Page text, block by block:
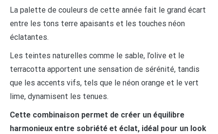
La palette de couleurs de cette année fait le grand écart
entre les tons terre apaisants et les touches néon
éclatantes.
Les teintes naturelles comme le sable, l’olive et le
terracotta apportent une sensation de sérénité, tandis
que les accents vifs, tels que le néon orange et le vert
lime, dynamisent les tenues.
Cette combinaison permet de créer un équilibre
harmonieux entre sobriété et éclat, idéal pour un look